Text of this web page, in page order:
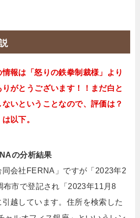
報は「怒りの鉄拳制裁様」より
がとうございます！！まだ白と
いということなので、評価は？
以下。
の分析結果
会社FERNA」ですが「2023年2
布市で登記され「2023年11月8
越しています。住所を検索した